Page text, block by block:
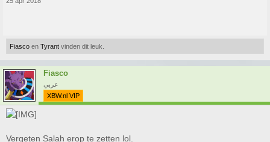
Fiasco en Tyrant vinden dit leuk.
Fiasco
عربي
XBW.nl VIP
Vergeten Salah erop te zetten lol.